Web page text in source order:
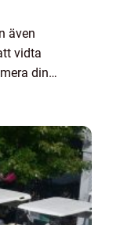
även
vidta
din